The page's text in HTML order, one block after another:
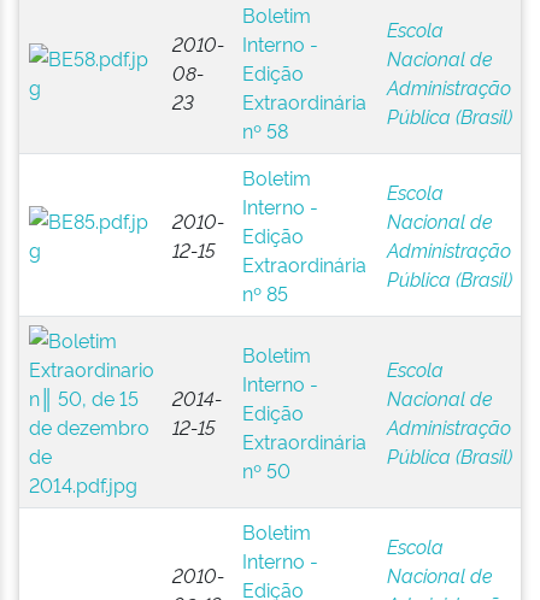
2010-
08-
23
Boletim
Interno -
Edição
Extraordinária
nº 58
Escola
Nacional de
Administração
Pública (Brasil)
2010-
12-15
Boletim
Interno -
Edição
Extraordinária
nº 85
Escola
Nacional de
Administração
Pública (Brasil)
2014-
12-15
Boletim
Interno -
Edição
Extraordinária
nº 50
Escola
Nacional de
Administração
Pública (Brasil)
2010-
Boletim
Interno -
Edição
Escola
Nacional de